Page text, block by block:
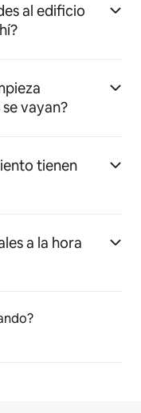
al edificio
vayan?
tienen
a la hora